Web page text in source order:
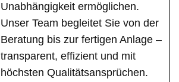
Unabhängigkeit ermöglichen.
Unser Team begleitet Sie von der
Beratung bis zur fertigen Anlage –
transparent, effizient und mit
höchsten Qualitätsansprüchen.